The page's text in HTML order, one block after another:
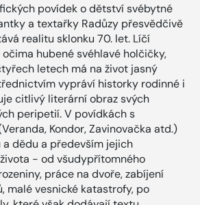
povídek o dětství svébytné
a textařky Radůzy přesvědčivě
realitu sklonku 70. let. Líčí
hubené svéhlavé holčičky,
letech má na život jasný
vypráví historky rodinné i
citlivý literární obraz svých
peripetií. V povídkách s
Kondor, Zavinovačka atd.)
dědu a především jejich
- od všudypřítomného
práce na dvoře, zabíjení
malé vesnické katastrofy, po